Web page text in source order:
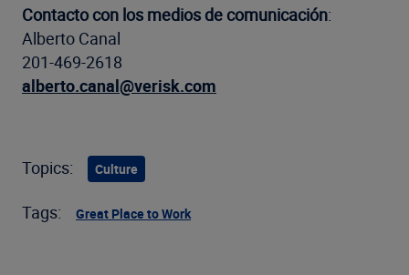
Contacto con los medios de comunicación:
Alberto Canal
201-469-2618
alberto.canal@verisk.com
Topics: Culture
Tags: Great Place to Work